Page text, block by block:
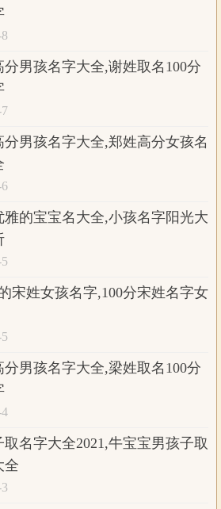
分男孩名字大全,谢姓取名100分
分男孩名字大全,郑姓高分女孩名
雅的宝宝名大全,小孩名字阳光大
宋姓女孩名字,100分宋姓名字女
分男孩名字大全,梁姓取名100分
取名字大全2021,牛宝宝男孩子取
全